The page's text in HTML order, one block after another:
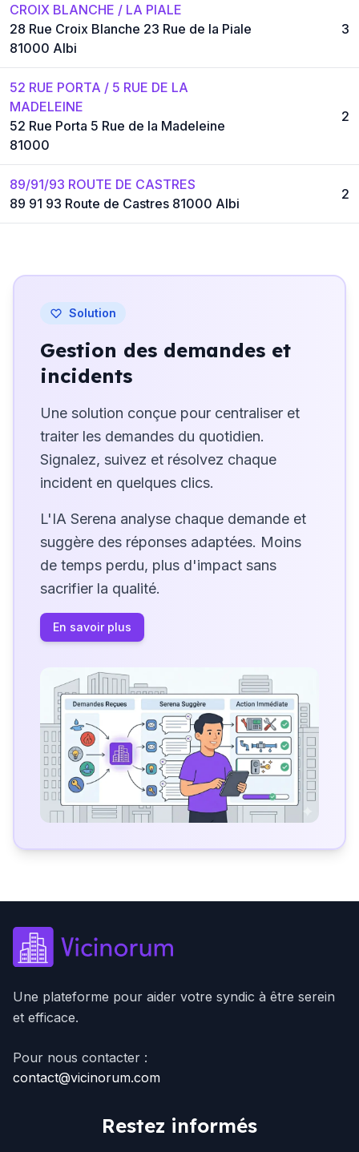
CROIX BLANCHE / LA PIALE
28 Rue Croix Blanche 23 Rue de la Piale
81000 Albi
3
52 RUE PORTA / 5 RUE DE LA
MADELEINE
52 Rue Porta 5 Rue de la Madeleine
81000
2
89/91/93 ROUTE DE CASTRES
89 91 93 Route de Castres 81000 Albi
2
Solution
Gestion des demandes et
incidents
Une solution conçue pour centraliser et
traiter les demandes du quotidien.
Signalez, suivez et résolvez chaque
incident en quelques clics.
L'IA Serena analyse chaque demande et
suggère des réponses adaptées. Moins
de temps perdu, plus d'impact sans
sacrifier la qualité.
En savoir plus
Une plateforme pour aider votre syndic à être serein
et efficace.
Pour nous contacter :
contact@vicinorum.com
Restez informés